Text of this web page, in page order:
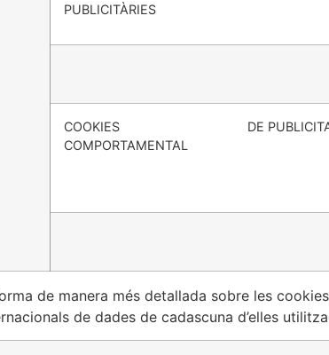
PUBLICITÀRIES
COOKIES DE
COMPORTAMENTAL
de manera més detallada sobre les
de dades de cadascuna d’elles